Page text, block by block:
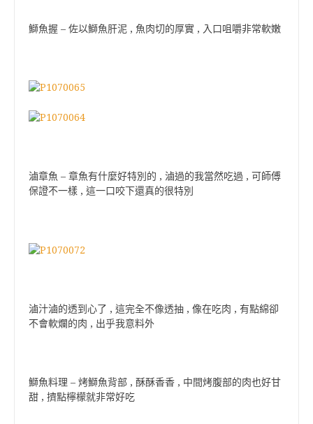
鰤魚握 – 佐以鰤魚肝泥 , 魚肉切的厚實 , 入口咀嚼非常軟嫩
滷章魚 – 章魚有什麼好特別的 , 滷過的我當然吃過 , 可師傅
保證不一樣 , 這一口咬下還真的很特別
滷汁滷的透到心了 , 這完全不像透抽 , 像在吃肉 , 有點綿卻
不會軟爛的肉 , 出乎我意料外
鰤魚料理 – 烤鰤魚背部 , 酥酥香香 , 中間烤腹部的肉也好甘
甜 , 擠點檸檬就非常好吃